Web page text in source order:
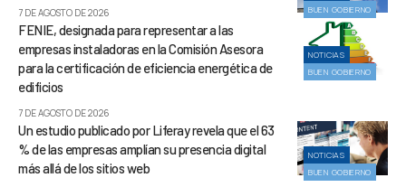
BUEN GOBIERNO
7 DE AGOSTO DE 2026
NOTICIAS
BUEN GOBIERNO
FENIE, designada para representar a las
empresas instaladoras en la Comisión Asesora
para la certificación de eficiencia energética de
edificios
7 DE AGOSTO DE 2026
NOTICIAS
BUEN GOBIERNO
Un estudio publicado por Liferay revela que el 63
% de las empresas amplían su presencia digital
más allá de los sitios web